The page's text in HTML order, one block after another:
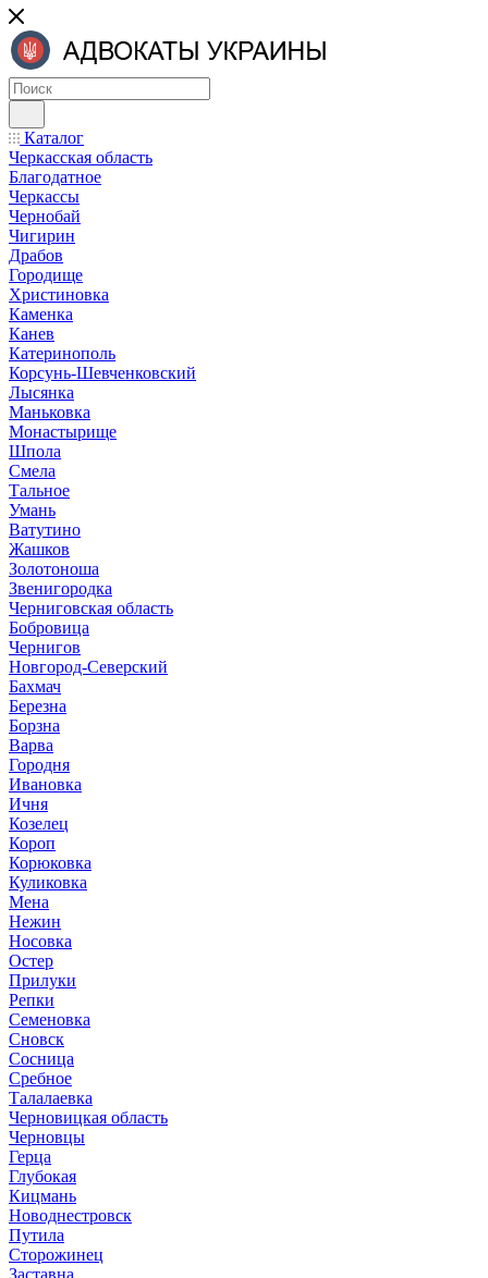
Каталог
Черкасская область
Благодатное
Черкассы
Чернобай
Чигирин
Драбов
Городище
Христиновка
Каменка
Канев
Катеринополь
Корсунь-Шевченковский
Лысянка
Маньковка
Монастырище
Шпола
Смела
Тальное
Умань
Ватутино
Жашков
Золотоноша
Звенигородка
Черниговская область
Бобровица
Чернигов
Новгород-Северский
Бахмач
Березна
Борзна
Варва
Городня
Ивановка
Ичня
Козелец
Короп
Корюковка
Куликовка
Мена
Нежин
Носовка
Остер
Прилуки
Репки
Семеновка
Сновск
Сосница
Сребное
Талалаевка
Черновицкая область
Черновцы
Герца
Глубокая
Кицмань
Новоднестровск
Путила
Сторожинец
Заставна